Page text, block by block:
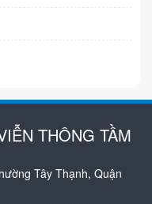
THÔNG TẦM
Tây Thạnh, Quận